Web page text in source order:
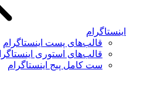
اینستاگرام
قالب‌های پست اینستاگرام
قالب‌های استوری
ست کامل پیج اینستاگرام